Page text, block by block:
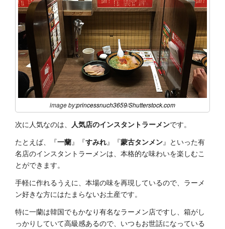
image by:princessnuch3659/Shutterstock.com
次に人気なのは、 人気店のインスタントラーメンです。
たとえば、『一蘭』『すみれ』『蒙古タンメン』といった有
名店のインスタントラーメンは、本格的な味わいを楽しむこ
とができます。
手軽に作れるうえに、本場の味を再現しているので、ラーメ
ン好きな方にはたまらないお土産です。
特に一蘭は韓国でもかなり有名なラーメン店ですし、箱がし
っかりしていて高級感あるので、いつもお世話になっている